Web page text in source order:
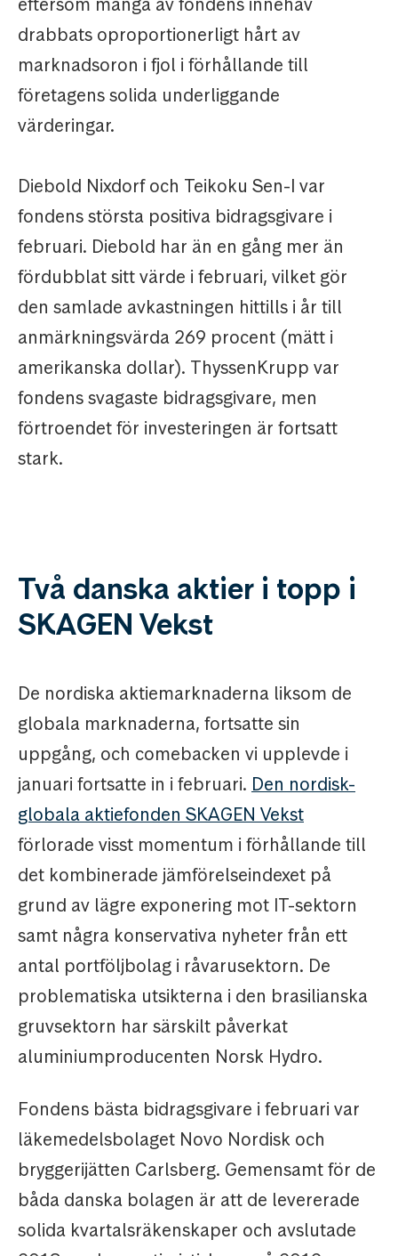
eftersom många av fondens innehav
drabbats oproportionerligt hårt av
marknadsoron i fjol i förhållande till
företagens solida underliggande
värderingar.
Diebold Nixdorf och Teikoku Sen-I var
fondens största positiva bidragsgivare i
februari. Diebold har än en gång mer än
fördubblat sitt värde i februari, vilket gör
den samlade avkastningen hittills i år till
anmärkningsvärda 269 procent (mätt i
amerikanska dollar). ThyssenKrupp var
fondens svagaste bidragsgivare, men
förtroendet för investeringen är fortsatt
stark.
Två danska aktier i topp i
SKAGEN Vekst
De nordiska aktiemarknaderna liksom de
globala marknaderna, fortsatte sin
uppgång, och comebacken vi upplevde i
januari fortsatte in i februari. Den nordisk-
globala aktiefonden SKAGEN Vekst
förlorade visst momentum i förhållande till
det kombinerade jämförelseindexet på
grund av lägre exponering mot IT-sektorn
samt några konservativa nyheter från ett
antal portföljbolag i råvarusektorn. De
problematiska utsikterna i den brasilianska
gruvsektorn har särskilt påverkat
aluminiumproducenten Norsk Hydro.
Fondens bästa bidragsgivare i februari var
läkemedelsbolaget Novo Nordisk och
bryggerijätten Carlsberg. Gemensamt för de
båda danska bolagen är att de levererade
solida kvartalsräkenskaper och avslutade